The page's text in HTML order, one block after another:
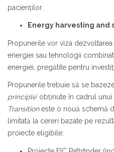
pacienților.
Energy harvesting
Propunerile vor viza
energiei sau tehnologii
energiei, pregătite pentru
Propunerile trebuie să se
principle’obținute în cadrul
Transitioneste o nouă schemă
limitată la cereri bazate pe
proiecte eligibile: